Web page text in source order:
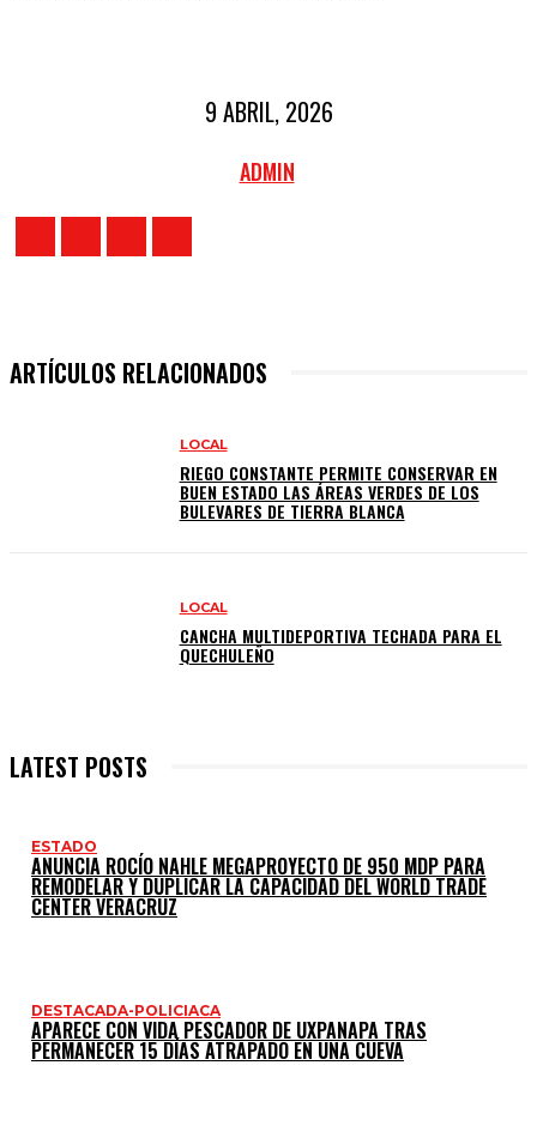
9 ABRIL, 2026
ADMIN
ARTÍCULOS RELACIONADOS
LOCAL
RIEGO CONSTANTE PERMITE CONSERVAR EN
BUEN ESTADO LAS ÁREAS VERDES DE LOS
BULEVARES DE TIERRA BLANCA
LOCAL
CANCHA MULTIDEPORTIVA TECHADA PARA EL
QUECHULEÑO
LATEST POSTS
ESTADO
ANUNCIA ROCÍO NAHLE MEGAPROYECTO DE 950 MDP PARA
REMODELAR Y DUPLICAR LA CAPACIDAD DEL WORLD TRADE
CENTER VERACRUZ
DESTACADA-POLICIACA
APARECE CON VIDA PESCADOR DE UXPANAPA TRAS
PERMANECER 15 DÍAS ATRAPADO EN UNA CUEVA